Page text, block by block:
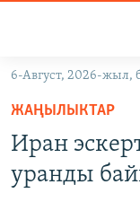
Навигацияга
өтүңүз
Издөөгө
салыңызКЫРГЫЗСТАН
ДҮЙНӨ
УКРАИНА
6-Август, 2026-жыл,
ЖАҢЫЛЫКТАР
Иран
уранды